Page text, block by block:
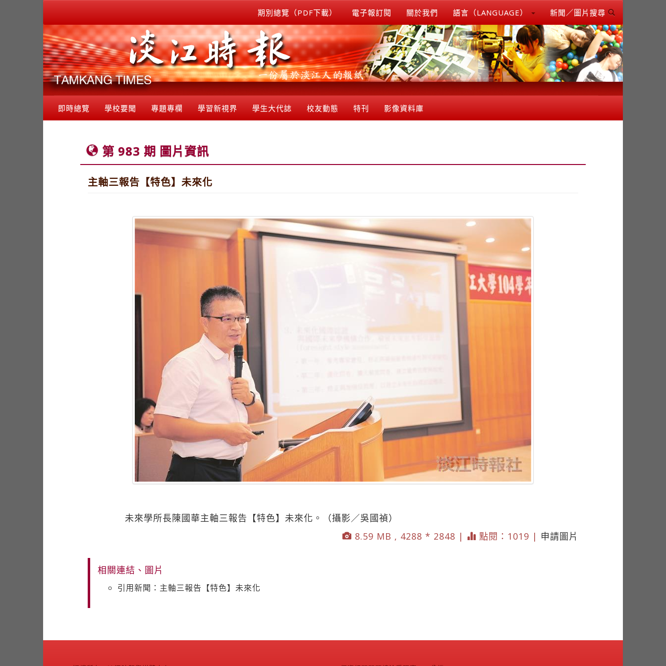
期別總覽（PDF下載） 電子報訂閱 關於我們 語言（LANGUAGE） 新聞／圖片搜尋
即時總覽 學校要聞 專題專欄 學習新視界 學生大代誌 校友動態 特刊 影像資料庫
第 983 期 圖片資訊
主軸三報告【特色】未來化
未來學所長陳國華主軸三報告【特色】未來化。（攝影／吳國禎）
8.59 MB , 4288 * 2848 |
點閱：1019 | 申請圖片
相關連結、圖片
引用新聞：主軸三報告【特色】未來化